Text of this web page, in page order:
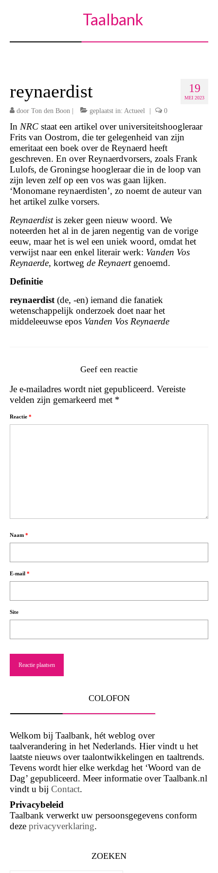
Taalbank
19
MEI 2023
reynaerdist
door Ton den Boon geplaatst in: Actueel 0
In NRC staat een artikel over universiteitshoogleraar
Frits van Oostrom, die ter gelegenheid van zijn
emeritaat een boek over de Reynaerd heeft
geschreven. En over Reynaerdvorsers, zoals Frank
Lulofs, de Groningse hoogleraar die in de loop van
zijn leven zelf op een vos was gaan lijken.
‘Monomane reynaerdisten’, zo noemt de auteur van
het artikel zulke vorsers.
Reynaerdistis zeker geen nieuw woord. We
noteerden het al in de jaren negentig van de vorige
eeuw, maar het is wel een uniek woord, omdat het
verwijst naar een enkel literair werk: Vanden Vos
Reynaerde, kortweg de Reynaertgenoemd.
Definitie
reynaerdist (de, -en) iemand die fanatiek
wetenschappelijk onderzoek doet naar het
middeleeuwse epos Vanden Vos Reynaerde
Geef een reactie
Je e-mailadres wordt niet gepubliceerd. Vereiste
velden zijn gemarkeerd met *
Reactie *
Naam *
E-mail *
Site
COLOFON
Welkom bij Taalbank, hét weblog over
taalverandering in het Nederlands. Hier vindt u het
laatste nieuws over taalontwikkelingen en taaltrends.
Tevens wordt hier elke werkdag het ‘Woord van de
Dag’ gepubliceerd. Meer informatie over Taalbank.nl
vindt u bij Contact.
Privacybeleid
Taalbank verwerkt uw persoonsgegevens conform
deze privacyverklaring.
ZOEKEN